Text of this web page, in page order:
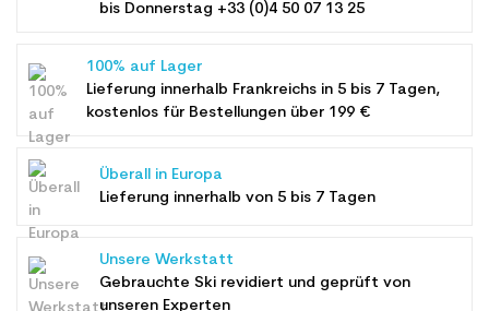
bis Donnerstag +33 (0)4 50 07 13 25
100% auf Lager
Lieferung innerhalb Frankreichs in 5 bis 7 Tagen,
kostenlos für Bestellungen über 199 €
Überall in Europa
Lieferung innerhalb von 5 bis 7 Tagen
Unsere Werkstatt
Gebrauchte Ski revidiert und geprüft von
unseren Experten